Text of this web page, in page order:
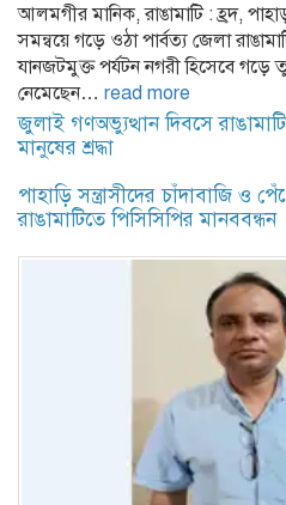
আলমগীর মানিক, রাঙামাটি : হ্রদ,
সমন্বয়ে গড়ে ওঠা পার্বত্য জেলা
যানজটমুক্ত পর্যটন নগরী হিসেবে গড়ে
নেমেছেন… read more
জুলাই গণঅভ্যুত্থান দিবসে
মানুষের শ্রদ্ধা
পাহাড়ি সন্ত্রাসীদের চাঁদাবাজি ও
রাঙামাটিতে পিসিসিপির মানববন্ধন